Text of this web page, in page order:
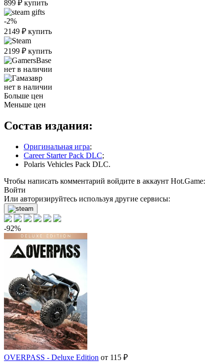
899 ₽ купить
-2%
2149 ₽ купить
2199 ₽ купить
нет в наличии
нет в наличии
Больше цен
Меньше цен
Состав издания:
Оригинальная игра;
Career Starter Pack DLC;
Polaris Vehicles Pack DLC.
Чтобы написать комментарий войдите в аккаунт Hot.Game:
Войти
Или авторизируйтесь используя другие сервисы:
-92%
OVERPASS - Deluxe Edition от 115 ₽